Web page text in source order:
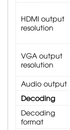
HDMI output
resolution
VGA output
resolution
Audio output
Decoding
Decoding
format